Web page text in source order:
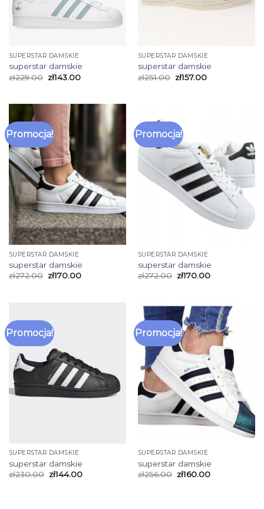
SUPERSTAR DAMSKIE
superstar damskie
zł229.00 zł143.00
SUPERSTAR DAMSKIE
superstar damskie
zł251.00 zł157.00
Promocja!
SUPERSTAR DAMSKIE
superstar damskie
zł272.00 zł170.00
Promocja!
SUPERSTAR DAMSKIE
superstar damskie
zł272.00 zł170.00
Promocja!
SUPERSTAR DAMSKIE
superstar damskie
zł230.00 zł144.00
Promocja!
SUPERSTAR DAMSKIE
superstar damskie
zł256.00 zł160.00